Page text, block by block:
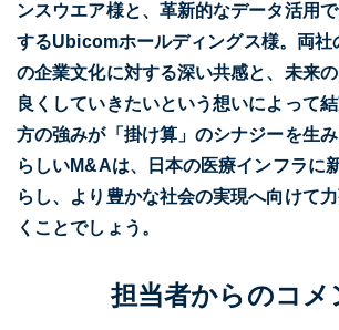
ンスウエア様と、革新的なデータ活用
するUbicomホールディングス様。両社
の企業文化に対する深い共感と、未来
良くしていきたいという想いによって
方の強みが「掛け算」のシナジーを生
らしいM&Aは、日本の医療インフラに
らし、より豊かな社会の実現へ向けて
くことでしょう。
担当者からのコメ